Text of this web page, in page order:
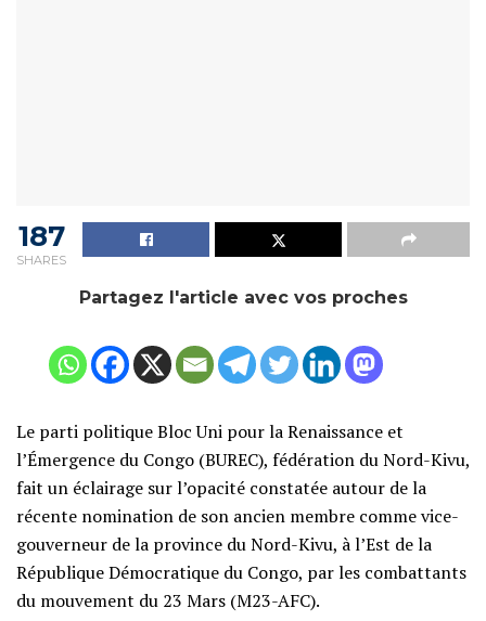
187
SHARES
Partagez l'article avec vos proches
Le parti politique Bloc Uni pour la Renaissance et
l’Émergence du Congo (BUREC), fédération du Nord-Kivu,
fait un éclairage sur l’opacité constatée autour de la
récente nomination de son ancien membre comme vice-
gouverneur de la province du Nord-Kivu, à l’Est de la
République Démocratique du Congo, par les combattants
du mouvement du 23 Mars (M23-AFC).